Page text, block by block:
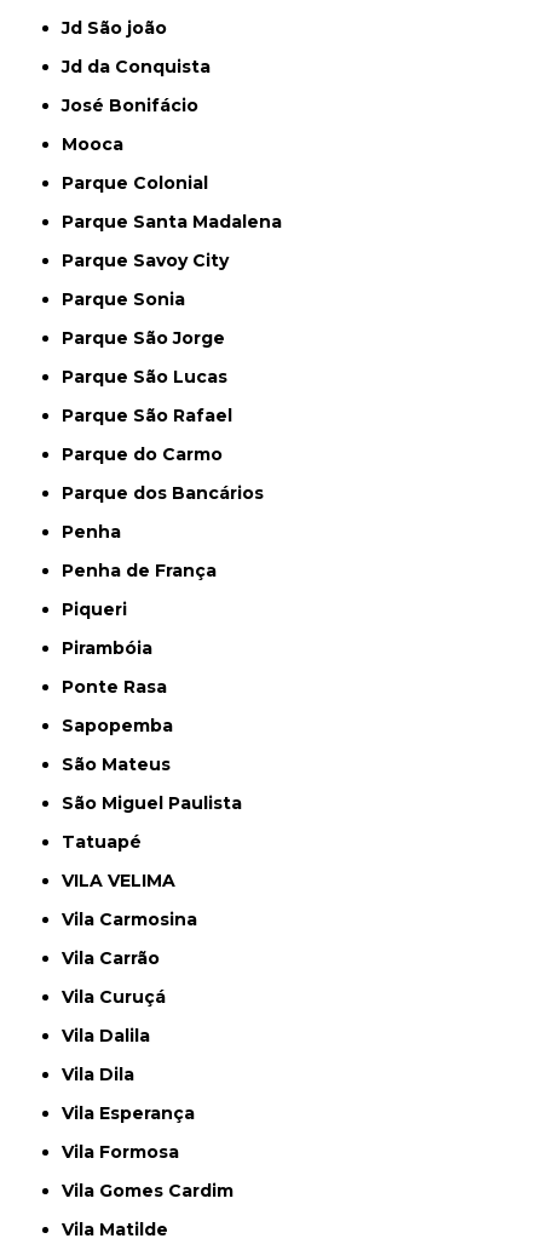
Jd São joão
Jd da Conquista
José Bonifácio
Mooca
Parque Colonial
Parque Santa Madalena
Parque Savoy City
Parque Sonia
Parque São Jorge
Parque São Lucas
Parque São Rafael
Parque do Carmo
Parque dos Bancários
Penha
Penha de França
Piqueri
Pirambóia
Ponte Rasa
Sapopemba
São Mateus
São Miguel Paulista
Tatuapé
VILA VELIMA
Vila Carmosina
Vila Carrão
Vila Curuçá
Vila Dalila
Vila Dila
Vila Esperança
Vila Formosa
Vila Gomes Cardim
Vila Matilde